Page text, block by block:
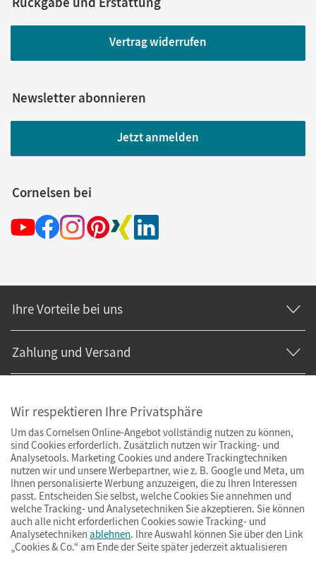
Vertrag widerrufen
Newsletter abonnieren
Jetzt anmelden
Cornelsen bei
Ihre Vorteile bei uns
Zahlung und Versand
ImpressumAGBDatenschutzBarrierefreiheitCookies & Co.
Wir respektieren Ihre Privatsphäre
Um das Cornelsen Online-Angebot vollständig nutzen zu können,
sind Cookies erforderlich. Zusätzlich nutzen wir Tracking- und
Analysetools. Marketing Cookies und andere Trackingtechniken
nutzen wir und unsere Werbepartner, wie z. B. Google und Meta, um
Ihnen personalisierte Werbung anzuzeigen, die zu Ihren Interessen
passt. Entscheiden Sie selbst, welche Cookies Sie annehmen und
welche Tracking- und Analysetechniken Sie akzeptieren. Sie können
auch alle nicht erforderlichen Cookies sowie Tracking- und
Analysetechniken ablehnen. Ihre Auswahl können Sie über den Link
„Cookies & Co.“ am Ende der Seite später jederzeit aktualisieren